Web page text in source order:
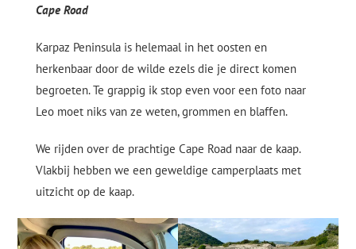
Cape Road
Karpaz Peninsula is helemaal in het oosten en
herkenbaar door de wilde ezels die je direct komen
begroeten. Te grappig ik stop even voor een foto naar
Leo moet niks van ze weten, grommen en blaffen.
We rijden over de prachtige Cape Road naar de kaap.
Vlakbij hebben we een geweldige camperplaats met
uitzicht op de kaap.